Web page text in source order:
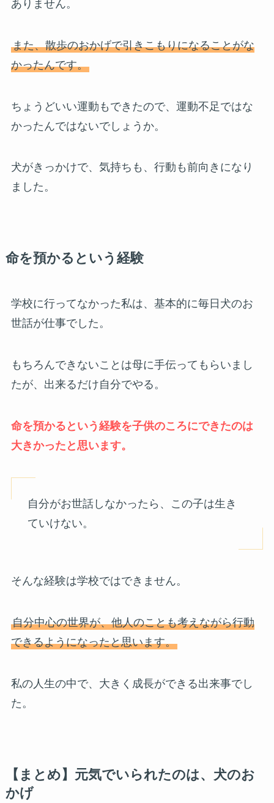
ありません。
また、散歩のおかげで引きこもりになることがな
かったんです。
ちょうどいい運動もできたので、運動不足ではな
かったんではないでしょうか。
犬がきっかけで、気持ちも、行動も前向きになり
ました。
命を預かるという経験
学校に行ってなかった私は、基本的に毎日犬のお
世話が仕事でした。
もちろんできないことは母に手伝ってもらいまし
たが、出来るだけ自分でやる。
命を預かるという経験を子供のころにできたのは
大きかったと思います。
自分がお世話しなかったら、この子は生き
ていけない。
そんな経験は学校ではできません。
自分中心の世界が、他人のことも考えながら行動
できるようになったと思います。
私の人生の中で、大きく成長ができる出来事でし
た。
【まとめ】元気でいられたのは、犬のお
かげ